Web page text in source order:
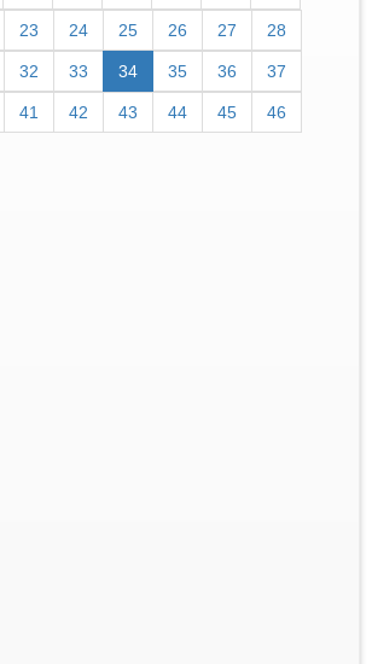
23 24 25 26 27 28
32 33 34 35 36 37
41 42 43 44 45 46